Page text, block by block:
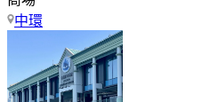
中環